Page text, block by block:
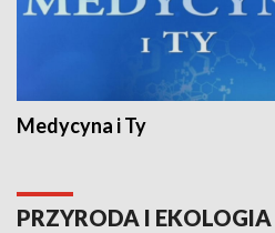
Medycyna i Ty
PRZYRODA I EKOLOGIA